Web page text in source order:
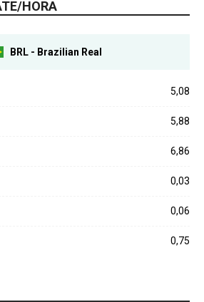
HORA
BRL - Brazilian Real
5,08
5,88
6,86
0,03
0,06
0,75